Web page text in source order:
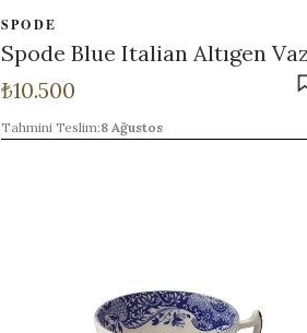
SPODE
Spode Blue Italian Altıgen
₺10.500
Tahmini Teslim:8 Ağustos